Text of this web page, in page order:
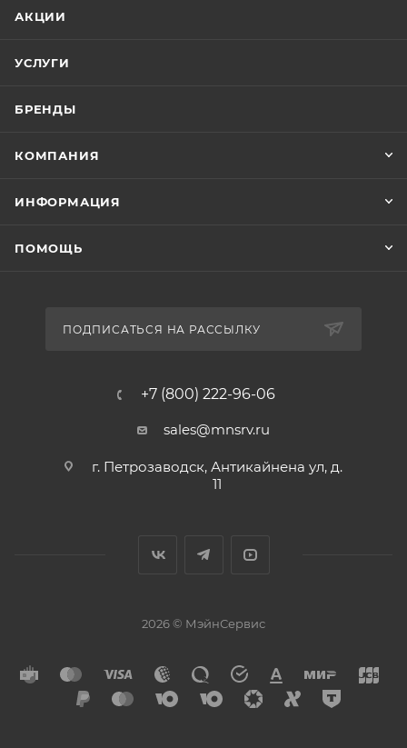
АКЦИИ
УСЛУГИ
БРЕНДЫ
КОМПАНИЯ
ИНФОРМАЦИЯ
ПОМОЩЬ
ПОДПИСАТЬСЯ НА РАССЫЛКУ
+7 (800) 222-96-06
sales@mnsrv.ru
г. Петрозаводск, Антикайнена ул, д.
11
2026 © МэйнСервис